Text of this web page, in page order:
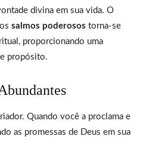
divina em sua vida. O
salmos poderosos torna-se
proporcionando uma
propósito.
Quando você a proclama e
as promessas de Deus em sua